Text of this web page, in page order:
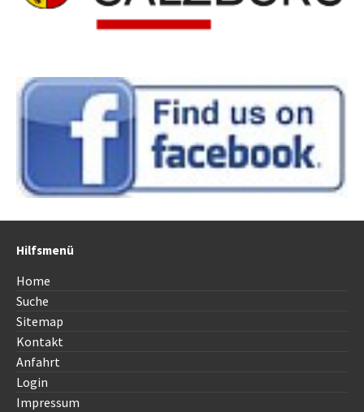
Hilfsmenü
Home
Suche
Sitemap
Kontakt
Anfahrt
Login
Impressum